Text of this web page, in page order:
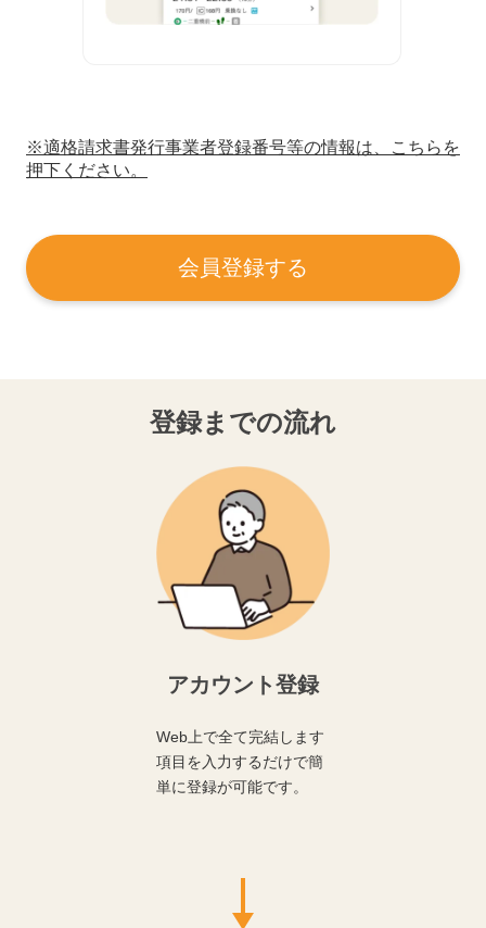
※適格請求書発行事業者登録番号等の情報は、こちらを
押下ください。
会員登録する
登録までの流れ
アカウント登録
Web上で全て完結します
項目を入力するだけで簡
単に登録が可能です。